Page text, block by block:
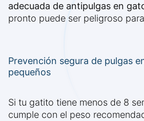
adecuada de antipulgas en
pronto puede ser peligroso
Prevención segura de pulgas
pequeños
Si tu gatito tiene menos de 8
cumple con el peso